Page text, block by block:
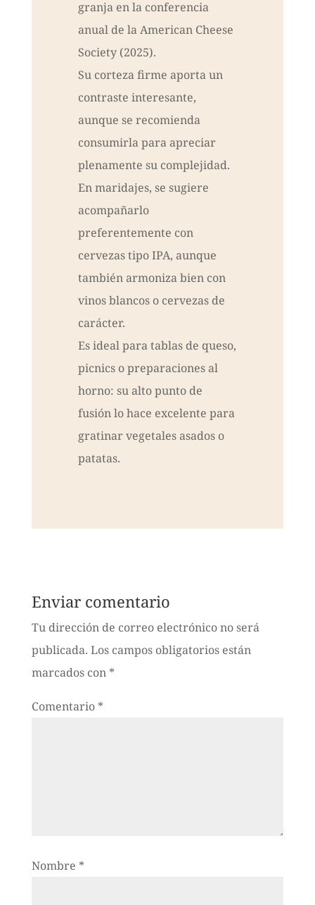
granja en la conferencia
anual de la American Cheese
Society (2025).
Su corteza firme aporta un
contraste interesante,
aunque se recomienda
consumirla para apreciar
plenamente su complejidad.
En maridajes, se sugiere
acompañarlo
preferentemente con
cervezas tipo IPA, aunque
también armoniza bien con
vinos blancos o cervezas de
carácter.
Es ideal para tablas de queso,
picnics o preparaciones al
horno: su alto punto de
fusión lo hace excelente para
gratinar vegetales asados o
patatas.
Enviar comentario
Tu dirección de correo electrónico no será
publicada. Los campos obligatorios están
marcados con *
Comentario *
Nombre *